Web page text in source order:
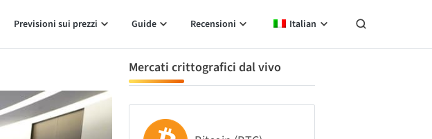
Previsioni sui prezzi Guide Recensioni Italian
Mercati crittografici dal vivo